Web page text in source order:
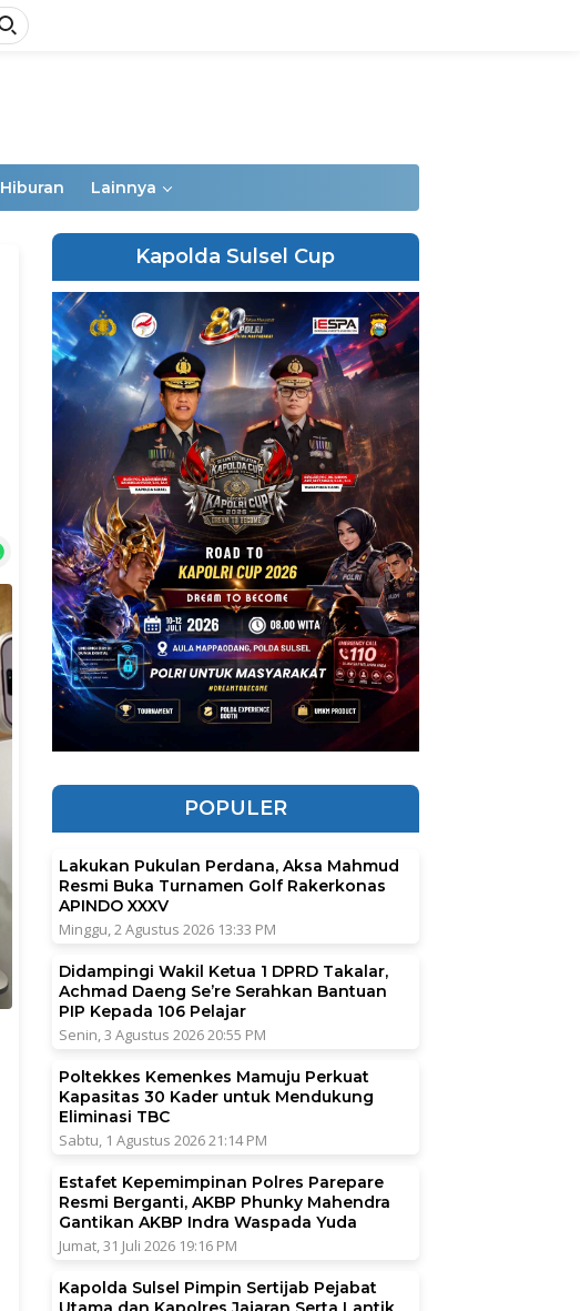
Hiburan Lainnya
Kapolda Sulsel Cup
POPULER
Lakukan Pukulan Perdana, Aksa Mahmud
Resmi Buka Turnamen Golf Rakerkonas
APINDO XXXV
Minggu, 2 Agustus 2026 13:33 PM
Didampingi Wakil Ketua 1 DPRD Takalar,
Achmad Daeng Se’re Serahkan Bantuan
PIP Kepada 106 Pelajar
Senin, 3 Agustus 2026 20:55 PM
Poltekkes Kemenkes Mamuju Perkuat
Kapasitas 30 Kader untuk Mendukung
Eliminasi TBC
Sabtu, 1 Agustus 2026 21:14 PM
Estafet Kepemimpinan Polres Parepare
Resmi Berganti, AKBP Phunky Mahendra
Gantikan AKBP Indra Waspada Yuda
Jumat, 31 Juli 2026 19:16 PM
Kapolda Sulsel Pimpin Sertijab Pejabat